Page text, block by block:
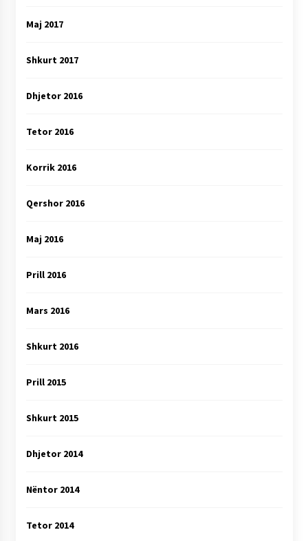
Maj 2017
Shkurt 2017
Dhjetor 2016
Tetor 2016
Korrik 2016
Qershor 2016
Maj 2016
Prill 2016
Mars 2016
Shkurt 2016
Prill 2015
Shkurt 2015
Dhjetor 2014
Nëntor 2014
Tetor 2014